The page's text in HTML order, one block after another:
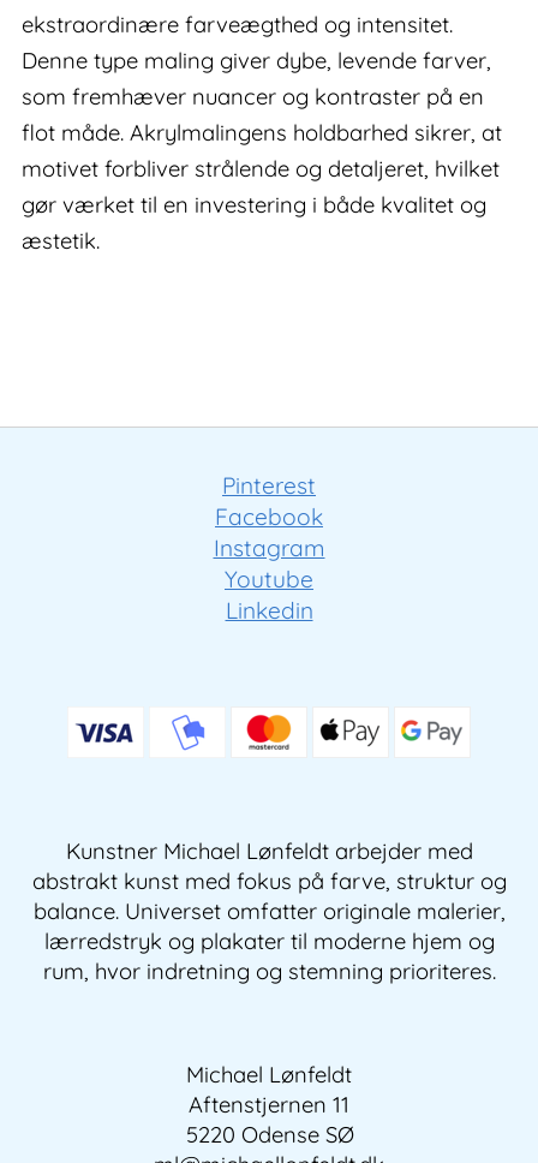
ekstraordinære farveægthed og intensitet.
Denne type maling giver dybe, levende farver,
som fremhæver nuancer og kontraster på en
flot måde. Akrylmalingens holdbarhed sikrer, at
motivet forbliver strålende og detaljeret, hvilket
gør værket til en investering i både kvalitet og
æstetik.
Pinterest
Facebook
Instagram
Youtube
Linkedin
Kunstner Michael Lønfeldt arbejder med
abstrakt kunst med fokus på farve, struktur og
balance. Universet omfatter originale malerier,
lærredstryk og plakater til moderne hjem og
rum, hvor indretning og stemning prioriteres.
Michael Lønfeldt
Aftenstjernen 11
5220 Odense SØ